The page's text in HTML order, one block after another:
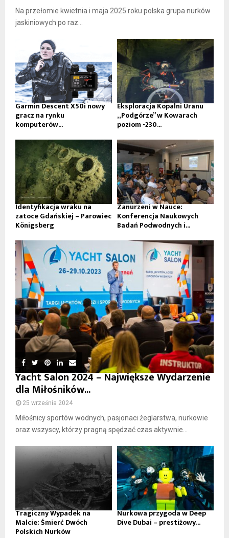
Na przełomie kwietnia i maja 2025 roku polska grupa nurków
jaskiniowych po raz...
Garmin Descent X50i nowy
gracz na rynku
komputerów...
Eksploracja Kopalni Uranu
„Podgórze” w Kowarach
poziom -230...
Identyfikacja wraku na
zatoce Gdańskiej – Parowiec
Königsberg
Zanurzeni w Nauce:
Konferencja Naukowych
Badań Podwodnych i...
Yacht Salon 2024 – Największe Wydarzenie
dla Miłośników...
25 września 2024
Miłośnicy sportów wodnych, pasjonaci żeglarstwa, nurkowie
oraz wszyscy, którzy pragną spędzać czas aktywnie...
Tragiczny Wypadek na
Malcie: Śmierć Dwóch
Polskich Nurków
Nurkowa przygoda w Deep
Dive Dubai – prestiżowy...